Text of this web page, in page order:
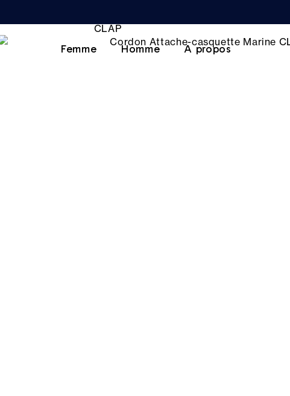
Femme Homme A propos